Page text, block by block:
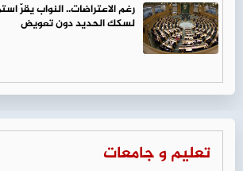
رغم الاعتراضات.. النواب يقرّ
لسكك الحديد دون تعويض
تعليم و جامعات